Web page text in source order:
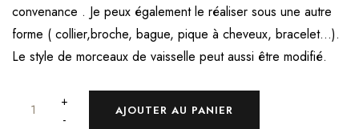
convenance . Je peux également le réaliser sous une autre
forme ( collier,broche, bague, pique à cheveux, bracelet…).
Le style de morceaux de vaisselle peut aussi être modifié.
+
-
AJOUTER AU PANIER